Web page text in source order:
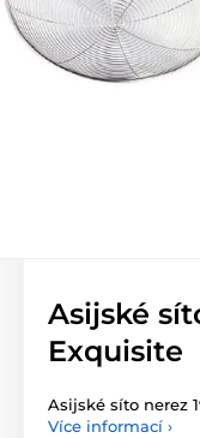
Asijské
Exquisite
Asijské síto nerez
Více informací ›